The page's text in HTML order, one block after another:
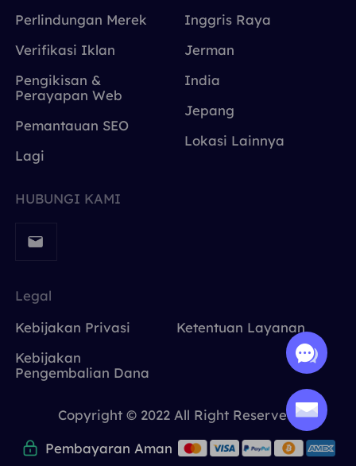
Perlindungan Merek
Verifikasi Iklan
Pengikisan &
Perayapan Web
Pemantauan SEO
Lagi
Inggris Raya
Jerman
India
Jepang
Lokasi Lainnya
HUBUNGI KAMI
Legal
Kebijakan Privasi
Ketentuan Layanan
Kebijakan
Pengembalian Dana
Copyright © 2022 All Right Reserved.
Pembayaran Aman